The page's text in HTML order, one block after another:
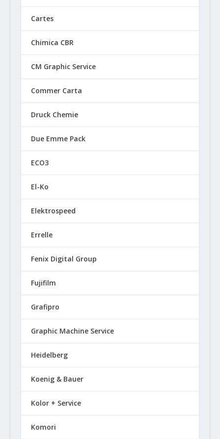
Cartes
Chimica CBR
CM Graphic Service
Commer Carta
Druck Chemie
Due Emme Pack
ECO3
El-Ko
Elektrospeed
Errelle
Fenix Digital Group
Fujifilm
Grafipro
Graphic Machine Service
Heidelberg
Koenig & Bauer
Kolor + Service
Komori